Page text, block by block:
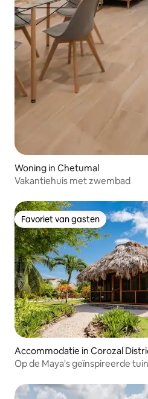
Woning in Chetumal
Vakantiehuis met zwembad
Favoriet van gasten
Favoriet van gasten
Accommodatie in Corozal
Op de Maya's geïnspireerde